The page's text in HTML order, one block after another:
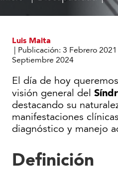
Luis Maita
Publicación: 3 Febrero 2021
Septiembre 2024
El día de hoy
visión general del
destacando su
manifestaciones
diagnóstico y manejo
Definición